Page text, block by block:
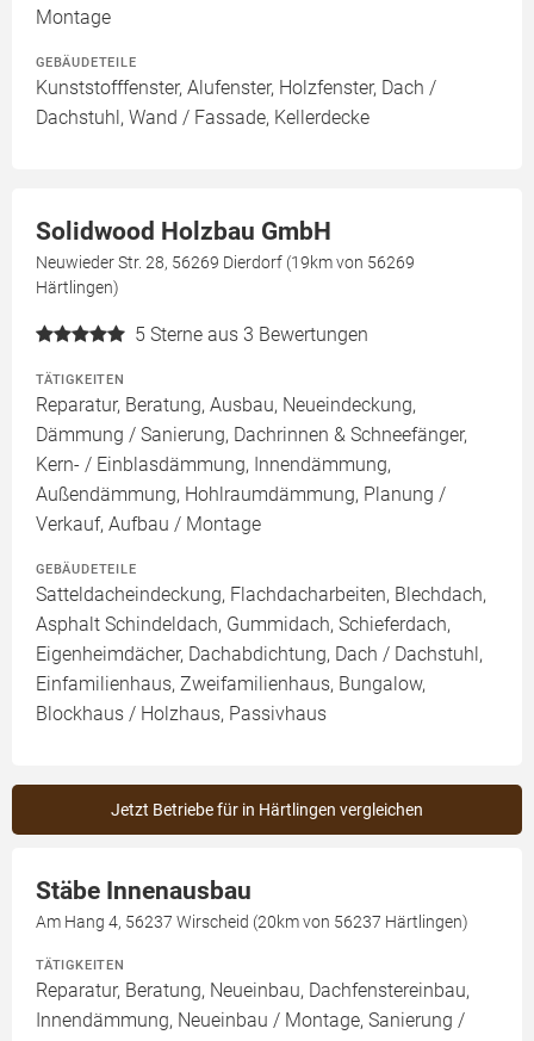
Montage
GEBÄUDETEILE
Kunststofffenster, Alufenster, Holzfenster, Dach /
Dachstuhl, Wand / Fassade, Kellerdecke
Solidwood Holzbau GmbH
Neuwieder Str. 28, 56269 Dierdorf (19km von 56269
Härtlingen)
5 Sterne aus 3 Bewertungen
TÄTIGKEITEN
Reparatur, Beratung, Ausbau, Neueindeckung,
Dämmung / Sanierung, Dachrinnen & Schneefänger,
Kern- / Einblasdämmung, Innendämmung,
Außendämmung, Hohlraumdämmung, Planung /
Verkauf, Aufbau / Montage
GEBÄUDETEILE
Satteldacheindeckung, Flachdacharbeiten, Blechdach,
Asphalt Schindeldach, Gummidach, Schieferdach,
Eigenheimdächer, Dachabdichtung, Dach / Dachstuhl,
Einfamilienhaus, Zweifamilienhaus, Bungalow,
Blockhaus / Holzhaus, Passivhaus
Jetzt Betriebe für in Härtlingen vergleichen
Stäbe Innenausbau
Am Hang 4, 56237 Wirscheid (20km von 56237 Härtlingen)
TÄTIGKEITEN
Reparatur, Beratung, Neueinbau, Dachfenstereinbau,
Innendämmung, Neueinbau / Montage, Sanierung /